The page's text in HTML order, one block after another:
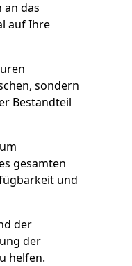
an das
auf Ihre
sondern
Bestandteil
gesamten
und
der
der
helfen.